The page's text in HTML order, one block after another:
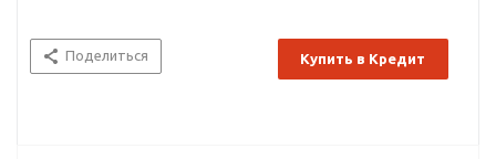
Поделиться Купить в Кредит